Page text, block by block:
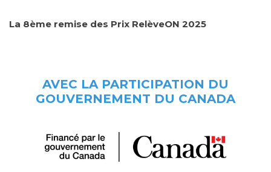
La 8ème remise des Prix RelèveON 2025
AVEC LA PARTICIPATION DU
GOUVERNEMENT DU CANADA